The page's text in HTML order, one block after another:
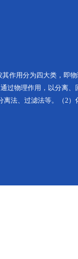
作用分为四大类，即
过物理作用，以分离、
法、过滤法等。（2）